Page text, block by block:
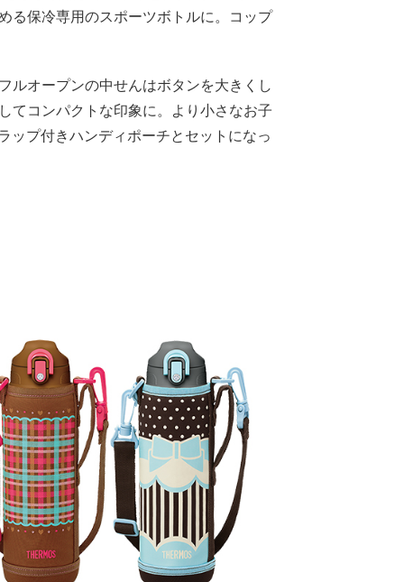
る保冷専用のスポーツボトルに。コップ
ルオープンの中せんはボタンを大きくし
てコンパクトな印象に。より小さなお子
ップ付きハンディポーチとセットになっ